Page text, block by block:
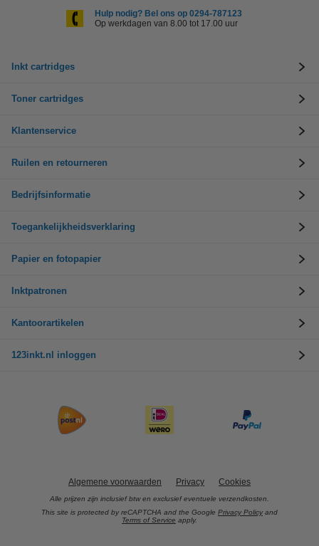
Hulp nodig? Bel ons op 0294-787123
Op werkdagen van 8.00 tot 17.00 uur
Inkt cartridges
Toner cartridges
Klantenservice
Ruilen en retourneren
Bedrijfsinformatie
Toegankelijkheidsverklaring
Papier en fotopapier
Inktpatronen
Kantoorartikelen
123inkt.nl inloggen
Algemene voorwaarden Privacy Cookies
Alle prijzen zijn inclusief btw en exclusief eventuele verzendkosten.
This site is protected by reCAPTCHA and the Google Privacy Policy and
Terms of Service apply.